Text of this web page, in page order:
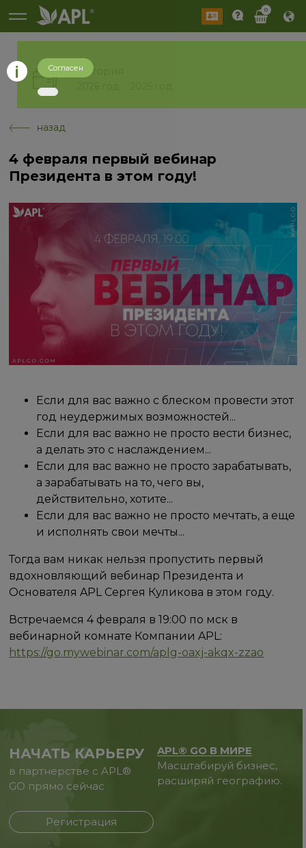
0
История
назад
4 февраля первый вебинар
Президента в этом году!
Если для вас важно с блеском провести этот
год неудержимых возможностей...
Если для вас важно не просто вести бизнес,
а делать это с наслаждением...
Если для вас важно не просто зарабатывать,
а зарабатывать на то, чего вы,
действительно, хотите...
Если для вас важно не просто мечтать, а еще
и исполнять свои мечты...
Тогда вам никак нельзя пропустить первый
вдохновляющий вебинар Президента и
Основателя APL Сергея Куликова в этом году.
Встречаемся 4 февраля в 19:00 по мск в
вебинарной комнате Компании APL:
https://go.mywebinar.com/aplg-oaxj-akqx-zzao
НАЧАТЬ КАРЬЕРУ
в партнерстве с APL®
GO прямо сейчас
Регистрация
APL® GO В МИРЕ
Масштабируй бизнес,
расширяй географию.
Согласен